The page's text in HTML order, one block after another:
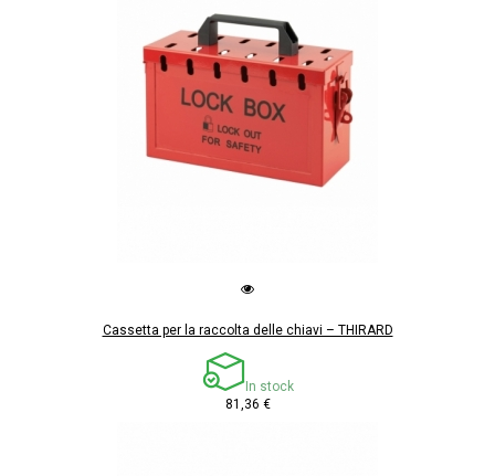
Cassetta per la raccolta delle chiavi – THIRARD
In stock
81,36 €